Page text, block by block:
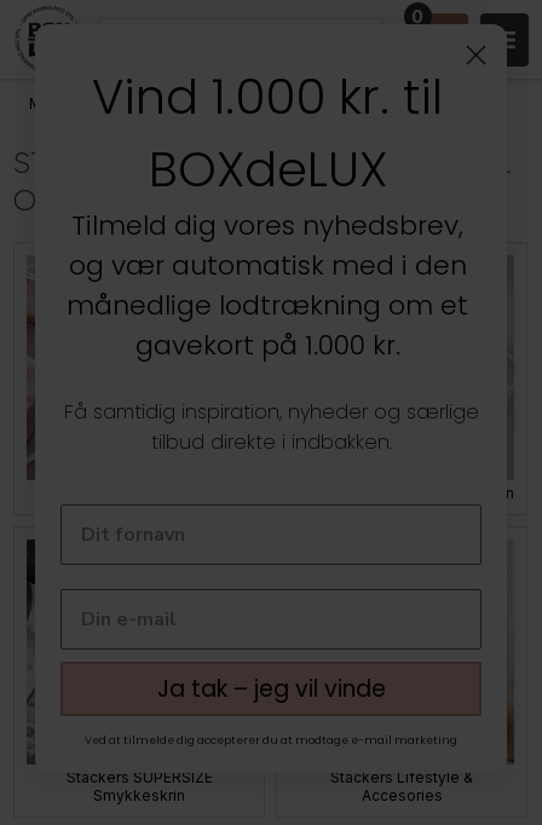
0
Mærker Stackers
STACKERS SMYKKESKRIN - BESTIL
ONLINE HER
Stackers CLASSIC Smykkeskrin
Stackers SUPERSIZE
Smykkeskrin
Stackers Lifestyle &
Accesories
Vind 1.000 kr. til
BOXdeLUX
Tilmeld dig vores nyhedsbrev,
og vær automatisk med i den
månedlige lodtrækning om et
gavekort på 1.000 kr.
Få samtidig inspiration, nyheder og særlige
tilbud direkte i indbakken.
Ja tak – jeg vil vinde
Ved at tilmelde dig accepterer du at modtage e-mail marketing